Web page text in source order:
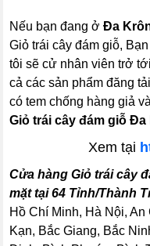
Nếu bạn đang ởĐa
Giỏ trái cây đám giỗ,
tôi sẽ cử nhân viên trở
cả các sản phẩm đăng
có tem chống hàng giả
Giỏ trái cây đám giỗ
Xem tại
Cửa hàng Giỏ trái cây
mặt tại 64 Tỉnh/Thành
Hồ Chí Minh, Hà Nội,
Kạn, Bắc Giang, Bắc